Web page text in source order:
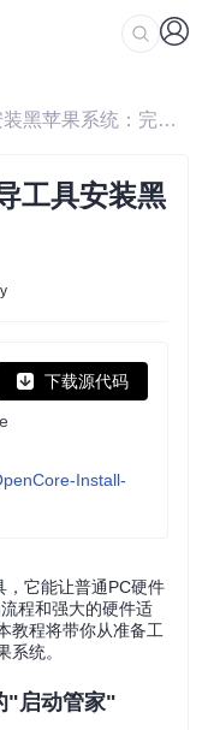
/ 如何使用OpenCore引导工具安装黑苹果系统：完整教程
工具安装黑
下载源代码
Install-
它能让普通PC硬件
程和强大的硬件适
教程将带你从准备工
统。
"启动管家"